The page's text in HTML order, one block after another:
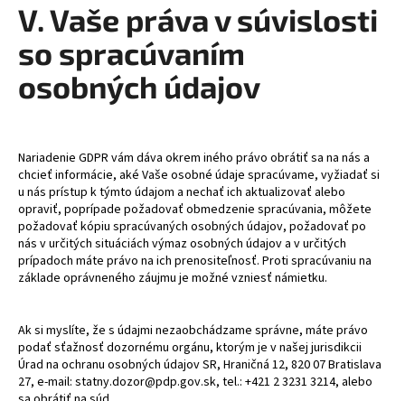
V. Vaše práva v súvislosti
so spracúvaním
osobných údajov
Nariadenie GDPR vám dáva okrem iného právo obrátiť sa na nás a
chcieť informácie, aké Vaše osobné údaje spracúvame, vyžiadať si
u nás prístup k týmto údajom a nechať ich aktualizovať alebo
opraviť, poprípade požadovať obmedzenie spracúvania, môžete
požadovať kópiu spracúvaných osobných údajov, požadovať po
nás v určitých situáciách výmaz osobných údajov a v určitých
prípadoch máte právo na ich prenositeľnosť. Proti spracúvaniu na
základe oprávneného záujmu je možné vzniesť námietku.
Ak si myslíte, že s údajmi nezaobchádzame správne, máte právo
podať sťažnosť dozornému orgánu, ktorým je v našej jurisdikcii
Úrad na ochranu osobných údajov SR, Hraničná 12, 820 07 Bratislava
27, e-mail: statny.dozor@pdp.gov.sk, tel.: +421 2 3231 3214, alebo